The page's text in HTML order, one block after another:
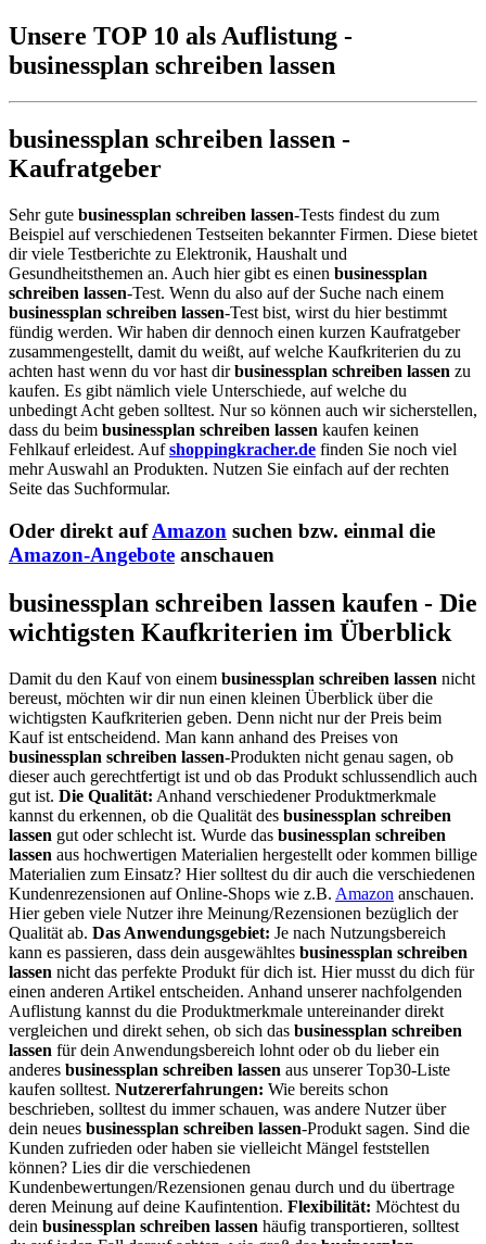
Unsere TOP 10 als Auflistung -
businessplan schreiben lassen
businessplan schreiben lassen -
Kaufratgeber
Sehr gute businessplan schreiben lassen-Tests findest du zum
Beispiel auf verschiedenen Testseiten bekannter Firmen. Diese bietet
dir viele Testberichte zu Elektronik, Haushalt und
Gesundheitsthemen an. Auch hier gibt es einen businessplan
schreiben lassen-Test. Wenn du also auf der Suche nach einem
businessplan schreiben lassen-Test bist, wirst du hier bestimmt
fündig werden. Wir haben dir dennoch einen kurzen Kaufratgeber
zusammengestellt, damit du weißt, auf welche Kaufkriterien du zu
achten hast wenn du vor hast dirbusinessplan schreiben lassen zu
kaufen. Es gibt nämlich viele Unterschiede, auf welche du
unbedingt Acht geben solltest. Nur so können auch wir sicherstellen,
dass du beim businessplan schreiben lassen kaufen keinen
Fehlkauf erleidest. Aufshoppingkracher.de finden Sie noch viel
mehr Auswahl an Produkten. Nutzen Sie einfach auf der rechten
Seite das Suchformular.
Oder direkt aufAmazon suchen bzw. einmal die
Amazon-Angebote anschauen
businessplan schreiben lassen kaufen - Die
wichtigsten Kaufkriterien im Überblick
Damit du den Kauf von einem businessplan schreiben lassen nicht
bereust, möchten wir dir nun einen kleinen Überblick über die
wichtigsten Kaufkriterien geben. Denn nicht nur der Preis beim
Kauf ist entscheidend. Man kann anhand des Preises von
businessplan schreiben lassen-Produkten nicht genau sagen, ob
dieser auch gerechtfertigt ist und ob das Produkt schlussendlich auch
gut ist. Die Qualität: Anhand verschiedener Produktmerkmale
kannst du erkennen, ob die Qualität des businessplan schreiben
lassen gut oder schlecht ist. Wurde das businessplan schreiben
lassen aus hochwertigen Materialien hergestellt oder kommen billige
Materialien zum Einsatz? Hier solltest du dir auch die verschiedenen
Kundenrezensionen auf Online-Shops wie z.B. Amazon anschauen.
Hier geben viele Nutzer ihre Meinung/Rezensionen bezüglich der
Qualität ab. Das Anwendungsgebiet: Je nach Nutzungsbereich
kann es passieren, dass dein ausgewähltes businessplan schreiben
lassen nicht das perfekte Produkt für dich ist. Hier musst du dich für
einen anderen Artikel entscheiden. Anhand unserer nachfolgenden
Auflistung kannst du die Produktmerkmale untereinander direkt
vergleichen und direkt sehen, ob sich das businessplan schreiben
lassen für dein Anwendungsbereich lohnt oder ob du lieber ein
anderes businessplan schreiben lassen aus unserer Top30-Liste
kaufen solltest. Nutzererfahrungen: Wie bereits schon
beschrieben, solltest du immer schauen, was andere Nutzer über
dein neues businessplan schreiben lassen-Produkt sagen. Sind die
Kunden zufrieden oder haben sie vielleicht Mängel feststellen
können? Lies dir die verschiedenen
Kundenbewertungen/Rezensionen genau durch und du übertrage
deren Meinung auf deine Kaufintention. Flexibilität: Möchtest du
dein businessplan schreiben lassen häufig transportieren, solltest